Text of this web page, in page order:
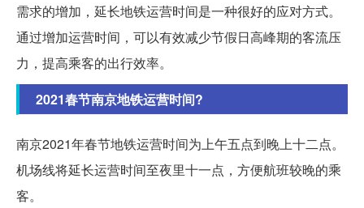
需求的增加，延长地铁运营时间是一种很好的应对方式。
通过增加运营时间，可以有效减少节假日高峰期的客流压
力，提高乘客的出行效率。
2021春节南京地铁运营时间?
南京2021年春节地铁运营时间为上午五点到晚上十二点。
机场线将延长运营时间至夜里十一点，方便航班较晚的乘
客。